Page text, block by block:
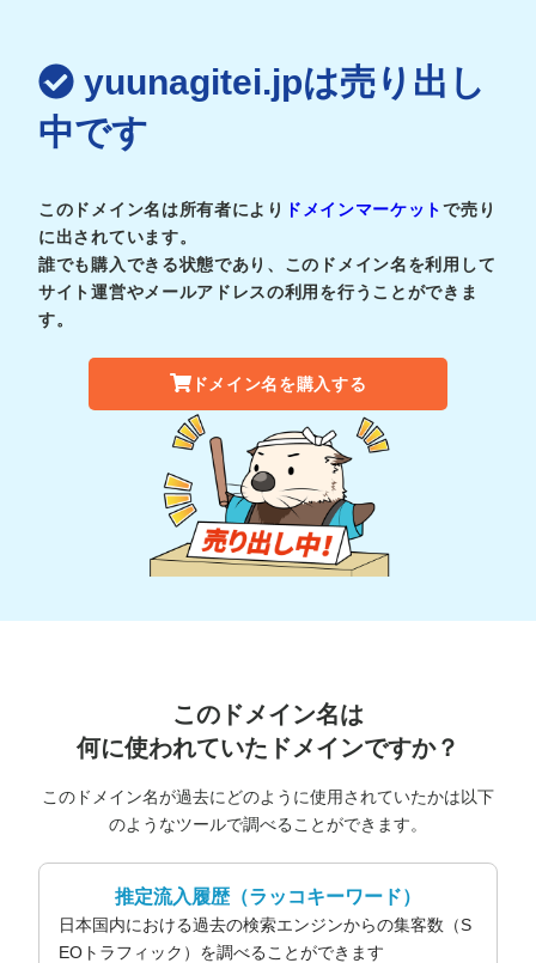
yuunagitei.jpは売り出し
中です
このドメイン名は所有者により ドメインマーケットで売り
に出されています。
誰でも購入できる状態であり、このドメイン名を利用して
サイト運営やメールアドレスの利用を行うことができま
す。
ドメイン名を購入する
このドメイン名は
何に使われていたドメインですか？
このドメイン名が過去にどのように使用されていたかは以下
のようなツールで調べることができます。
推定流入履歴（ラッコキーワード）
日本国内における過去の検索エンジンからの集客数（S
EOトラフィック）を調べることができます